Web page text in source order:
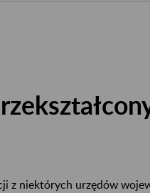
z niektórych urzędów